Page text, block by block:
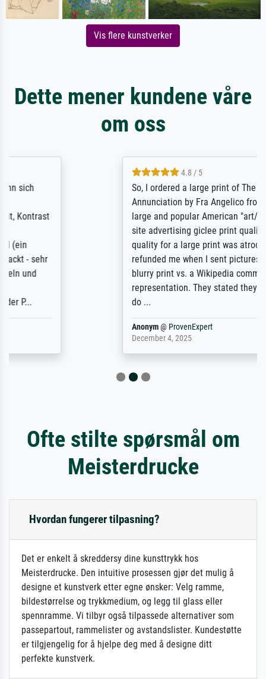
Vis flere kunstverker
Dette mener kundene våre
om oss
So, I ordered a large print of The
Annunciation by Fra Angelico from a very
large and popular American "art/poster"
site advertising giclee print quality. The
quality for a large print was atrocious. They
refunded me when I sent pictures of the
blurry print vs. a Wikipedia commons
representation. They stated they couldn't
Ofte stilte spørsmål om
Meisterdrucke
Hvordan fungerer tilpasning?
Det er enkelt å skreddersy dine kunsttrykk hos
Meisterdrucke. Den intuitive prosessen gjør det mulig å
designe et kunstverk etter egne ønsker: Velg ramme,
bildestørrelse og trykkmedium, og legg til glass eller
spennramme. Vi tilbyr også tilpassede alternativer som
passepartout, rammelister og avstandslister. Kundestøtte
er tilgjengelig for å hjelpe deg med å designe ditt
perfekte kunstverk.